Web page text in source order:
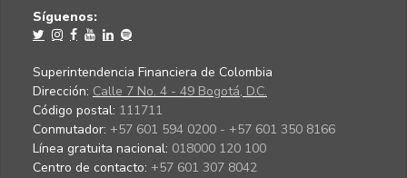
Síguenos:
Superintendencia Financiera de Colombia
Dirección: Calle 7 No. 4 - 49 Bogotá, D.C.
Código postal: 111711
Conmutador: +57 601 594 0200 - +57 601 350 8166
Línea gratuita nacional: 018000 120 100
Centro de contacto: +57 601 307 8042